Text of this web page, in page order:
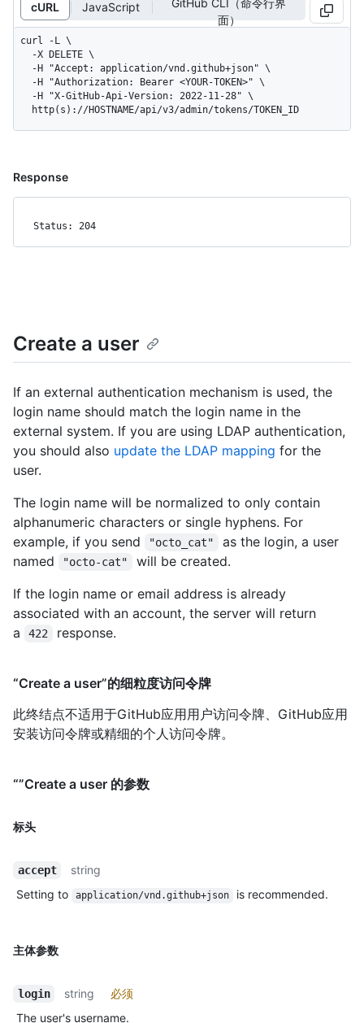
cURL JavaScript
GitHub CLI（命令行界
面）
curl -L \
  http(s)://HOSTNAME/api/v3/admin/tokens/TOKEN_ID
Response
Status: 204
Create a user
If an external authentication mechanism is used, the
login name should match the login name in the
external system. If you are using LDAP authentication,
you should also update the LDAP mapping for the
user.
The login name will be normalized to only contain
alphanumeric characters or single hyphens. For
example, if you send
"octo_cat"
as the login, a user
named
"octo-cat"
will be created.
If the login name or email address is already
associated with an account, the server will return
a
422 response.
“Create a user”的细粒度访问令牌
此终结点不适用于GitHub应用用户访问令牌、GitHub应用
安装访问令牌或精细的个人访问令牌。
“”Create a user 的参数
标头
accept
string
Setting to
application/vnd.github+json is recommended.
主体参数
login string
必须
The user's username.